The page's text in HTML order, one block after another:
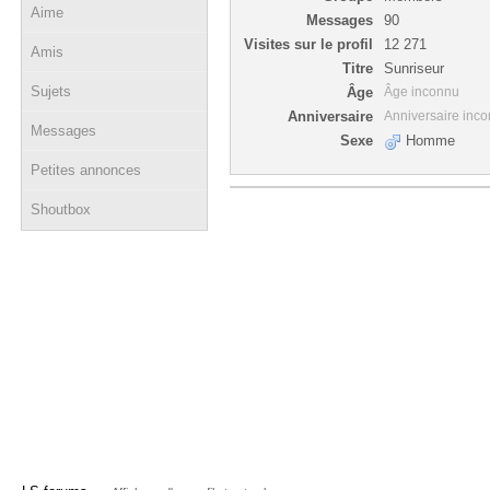
Aime
Amis
Sujets
Messages
Petites annonces
Shoutbox
Messages
90
Visites sur le profil
12 271
Titre
Sunriseur
Âge
Âge inconnu
Anniversaire Anniversaire
Sexe Homme